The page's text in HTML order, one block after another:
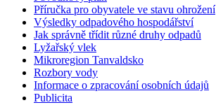
Příručka pro obyvatele ve stavu ohrožení
Výsledky odpadového hospodářství
Jak správně třídit různé druhy odpadů
Lyžařský vlek
Mikroregion Tanvaldsko
Rozbory vody
Informace o zpracování osobních údajů
Publicita